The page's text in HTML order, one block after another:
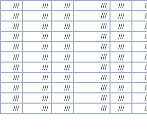
/// /// /// /// ///
/// /// /// /// ///
/// /// /// /// ///
/// /// /// /// ///
/// /// /// /// ///
/// /// /// /// ///
/// /// /// /// ///
/// /// /// /// ///
/// /// /// /// ///
/// /// /// /// ///
/// /// /// /// ///